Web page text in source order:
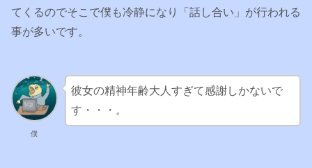
てくるのでそこで僕も冷静になり「話し合い」が行われる
事が多いです。
僕
彼女の精神年齢大人すぎて感謝しかないで
す・・・。